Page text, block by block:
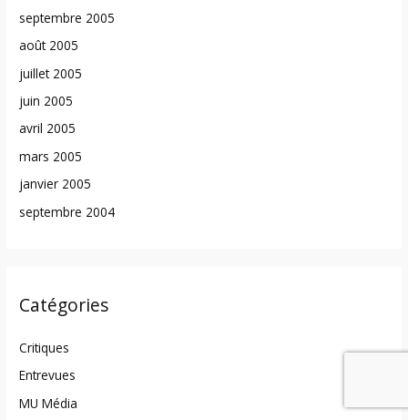
septembre 2005
août 2005
juillet 2005
juin 2005
avril 2005
mars 2005
janvier 2005
septembre 2004
Catégories
Critiques
Entrevues
MU Média